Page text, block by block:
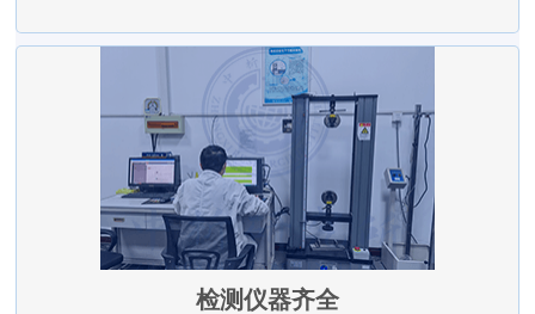
检测仪器齐全